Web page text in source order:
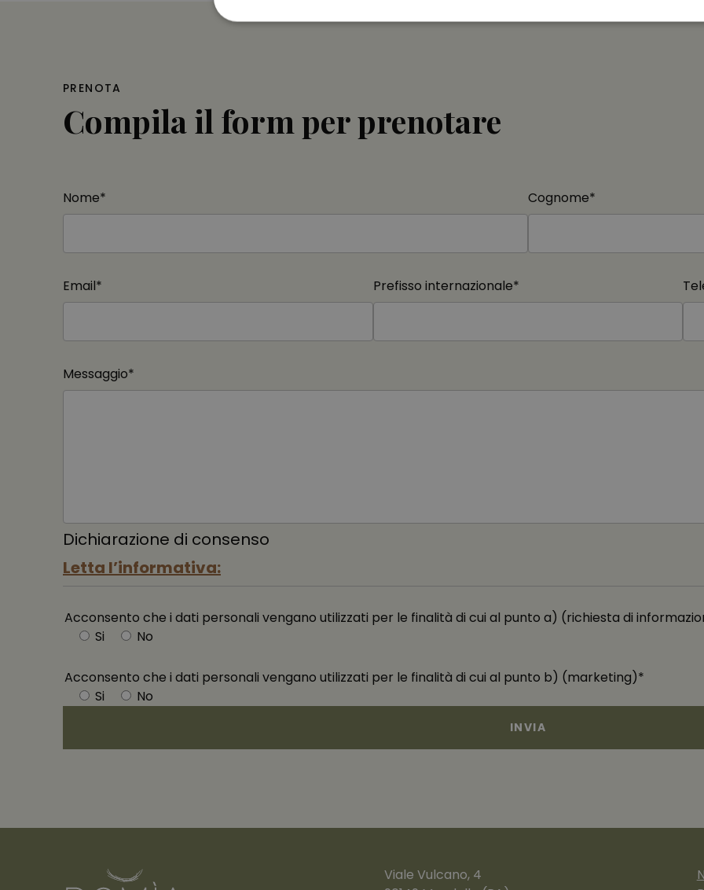
PRENOTA
Compila il form per prenotare
Nome* Cognome*
Email* Prefisso internazionale*
Messaggio*
Dichiarazione di consenso
Letta l’informativa:
Acconsento che i dati personali vengano utilizzati per le finalità di cui al punto a) (richiesta di
Si
No
Acconsento che i dati personali vengano utilizzati per le finalità di cui al punto b) (marketing)*
Si
No
Viale Vulcano, 4